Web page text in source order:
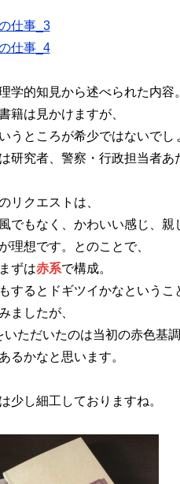
仕事_3
仕事_4
学的知見から述べられた内容。
籍は見かけますが、
うところが希少ではないでし
研究者、警察・行政担当者あ
リクエストは、
でもなく、かわいい感じ、親
理想です。とのことで、
ずは赤系で構成。
するとドギツイかなというこ
ましたが、
ただいたのは当初の赤色基調
るかなと思います。
少し細工しておりますね。